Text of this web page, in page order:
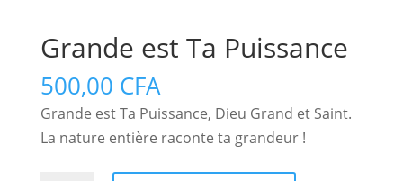
Grande est Ta Puissance
500,00 CFA
Grande est Ta Puissance, Dieu Grand et Saint.
La nature entière raconte ta grandeur !